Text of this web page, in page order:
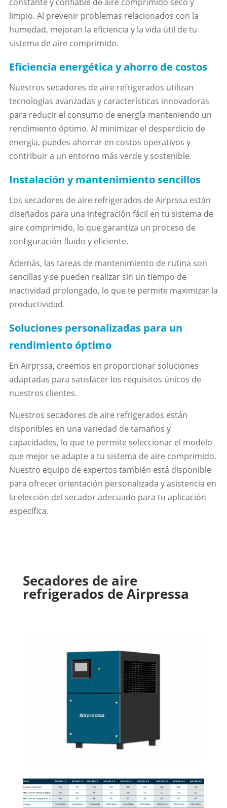
limpio. Al prevenir problemas relacionados con la
humedad, mejoran la eficiencia y la vida útil de tu
sistema de aire comprimido.
Eficiencia energética y ahorro de costos
Nuestros secadores de aire refrigerados utilizan
tecnologías avanzadas y características innovadoras
para reducir el consumo de energía manteniendo un
rendimiento óptimo. Al minimizar el desperdicio de
energía, puedes ahorrar en costos operativos y
contribuir a un entorno más verde y sostenible.
Instalación y mantenimiento sencillos
Los secadores de aire refrigerados de Airprssa están
diseñados para una integración fácil en tu sistema de
aire comprimido, lo que garantiza un proceso de
configuración fluido y eficiente.
Además, las tareas de mantenimiento de rutina son
sencillas y se pueden realizar sin un tiempo de
inactividad prolongado, lo que te permite maximizar la
productividad.
Soluciones personalizadas para un
rendimiento óptimo
En Airprssa, creemos en proporcionar soluciones
adaptadas para satisfacer los requisitos únicos de
nuestros clientes.
Nuestros secadores de aire refrigerados están
disponibles en una variedad de tamaños y
capacidades, lo que te permite seleccionar el modelo
que mejor se adapte a tu sistema de aire comprimido.
Nuestro equipo de expertos también está disponible
para ofrecer orientación personalizada y asistencia en
la elección del secador adecuado para tu aplicación
específica.
Secadores de aire
refrigerados de Airpressa